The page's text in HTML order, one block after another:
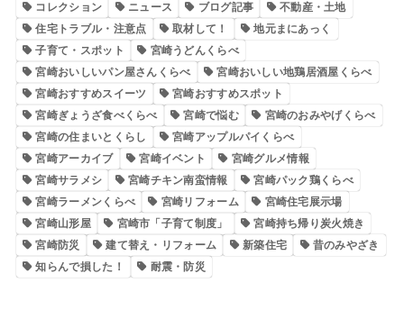
コレクション
ニュース ブログ記事
不動産・土地
住宅トラブル・注意点
取材して！
地元まにあっく
子育て・スポット
宮崎うどんくらべ
宮崎おいしいパン屋さんくらべ
宮崎おいしい地鶏居酒屋くらべ
宮崎おすすめスイーツ
宮崎おすすめスポット
宮崎ぎょうざ食べくらべ
宮崎で悩む
宮崎のおみやげくらべ
宮崎の住まいとくらし
宮崎アップルパイくらべ
宮崎アーカイブ
宮崎イベント
宮崎グルメ情報
宮崎サラメシ
宮崎チキン南蛮情報
宮崎パック鶏くらべ
宮崎ラーメンくらべ
宮崎リフォーム
宮崎住宅展示場
宮崎山形屋
宮崎市「子育て制度」
宮崎持ち帰り炭火焼き
宮崎防災
建て替え・リフォーム 新築住宅
昔のみやざき
知らんで損した！
耐震・防災